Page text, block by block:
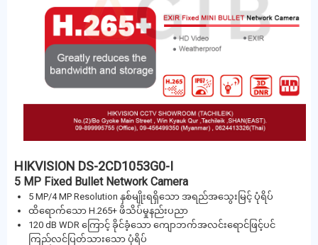
HIKVISION DS-2CD1053G0-I
5 MP Fixed Bullet Network Camera
5 MP/4 MP Resolution နှစ်မျိုးရရှိသော အရည်အသွေးမြင့် ပုံရိပ်
ထိရောက်သော H.265+ ဖိသိပ်မှုနည်းပညာ
120 dB WDR ကြောင့် ခိုင်ခံ့သော ကျောဘက်အလင်းရောင်ဖြင့်ပင်
ကြည်လင်ပြတ်သားသော ပုံရိပ်